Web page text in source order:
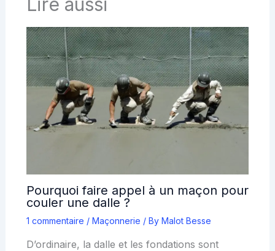
Pourquoi faire appel à un maçon pour
couler une dalle ?
1 commentaire / Maçonnerie / By Malot Besse
D’ordinaire, la dalle et les fondations sont